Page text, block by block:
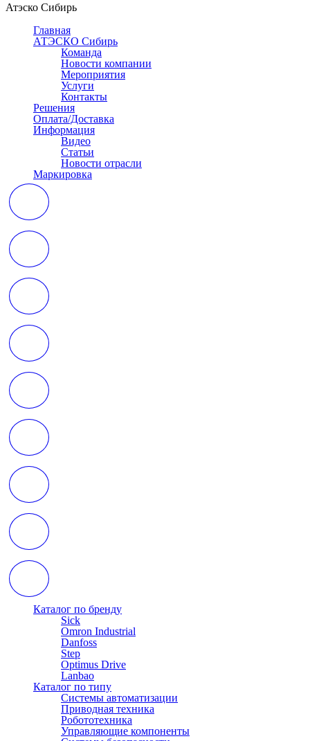
Атэско Сибирь
Главная
АТЭСКО Сибирь
Команда
Новости компании
Мероприятия
Услуги
Контакты
Решения
Оплата/Доставка
Информация
Видео
Статьи
Новости отрасли
Маркировка
Каталог по бренду
Sick
Omron Industrial
Danfoss
Step
Optimus Drive
Lanbao
Каталог по типу
Системы автоматизации
Приводная техника
Робототехника
Управляющие компоненты